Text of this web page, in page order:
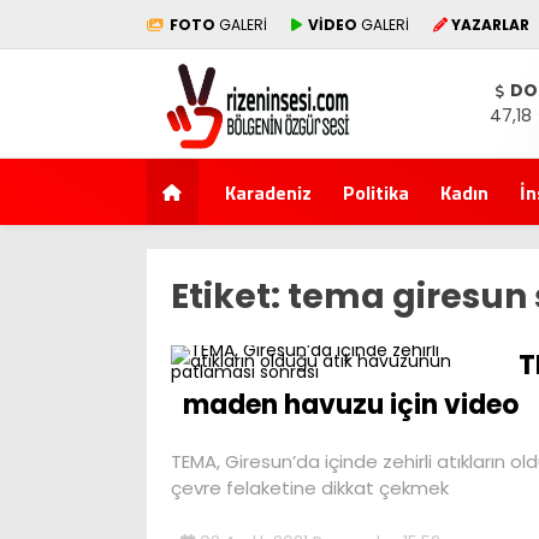
FOTO GALERİ VİDEO GALERİ YAZARLAR
47,18
Karadeniz Politika Kadın
Etiket: tema giresun
maden havuzu için video
TEMA, Giresun’da içinde zehirli atıkların
çevre felaketine dikkat çekmek